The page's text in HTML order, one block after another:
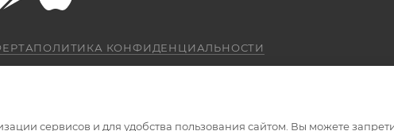
ПОЛИТИКА КОНФИДЕНЦИАЛЬНОСТИ
сервисов и для удобства пользования сайтом. Вы можете